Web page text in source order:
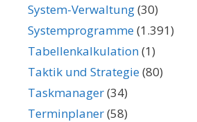
System-Verwaltung(30)
Systemprogramme(1.391)
Tabellenkalkulation(1)
Taktik und Strategie(80)
Taskmanager(34)
Terminplaner(58)